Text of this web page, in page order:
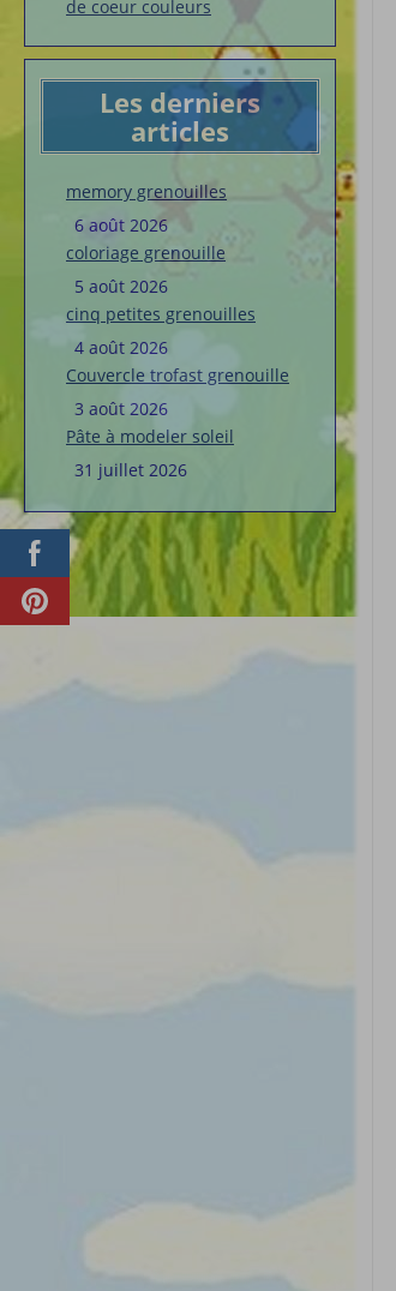
de coeur couleurs
Les derniers
articles
memory grenouilles
6 août 2026
coloriage grenouille
5 août 2026
cinq petites grenouilles
4 août 2026
Couvercle trofast grenouille
3 août 2026
Pâte à modeler soleil
31 juillet 2026